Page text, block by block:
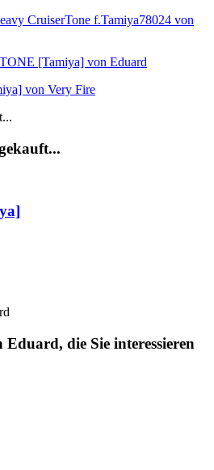
CruiserTone f.Tamiya78024 von
[Tamiya] von Eduard
von Very Fire
die Sie interessieren